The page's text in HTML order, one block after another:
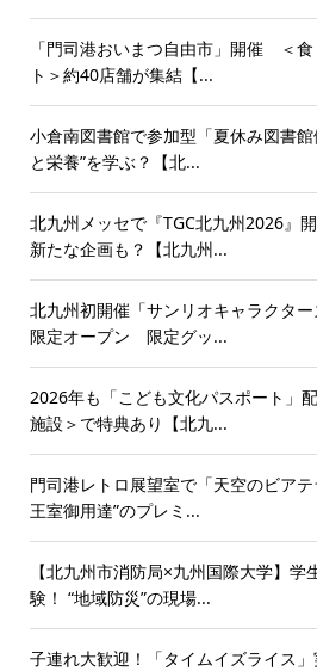
「門司港おいまつ自由市」開催 ＜
ト＞約40店舗が集結【...
小倉南図書館で参加型「夏休み図書
と栄養”を学ぶ？【北...
北九州メッセで『TGC北九州2026』
新たな企画も？【北九州...
北九州初開催「サンリオキャラクタ
限定オープン 限定グッ...
2026年も「こども文化パスポート」
施設＞で特典あり【北九...
門司港レトロ展望室で「天空のビア
王室御用達”のプレミ...
【北九州市消防局×九州国際大学】
験！ “地域防災”の現場...
子連れ大歓迎！「タイムイズライス